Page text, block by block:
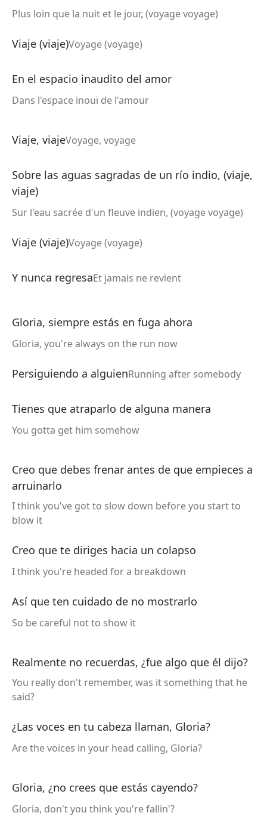
Plus loin que la nuit et le jour, (voyage voyage)
Viaje (viaje)Voyage (voyage)
En el espacio inaudito del amor
Dans l'espace inouï de l'amour
Viaje, viajeVoyage, voyage
Sobre las aguas sagradas de un río indio, (viaje,
viaje)
Sur l'eau sacrée d'un fleuve indien, (voyage voyage)
Viaje (viaje)Voyage (voyage)
Y nunca regresaEt jamais ne revient
Gloria, siempre estás en fuga ahora
Gloria, you're always on the run now
Persiguiendo a alguienRunning after somebody
Tienes que atraparlo de alguna manera
You gotta get him somehow
Creo que debes frenar antes de que empieces a
arruinarlo
I think you've got to slow down before you start to
blow it
Creo que te diriges hacia un colapso
I think you're headed for a breakdown
Así que ten cuidado de no mostrarlo
So be careful not to show it
Realmente no recuerdas, ¿fue algo que él dijo?
You really don't remember, was it something that he
said?
¿Las voces en tu cabeza llaman, Gloria?
Are the voices in your head calling, Gloria?
Gloria, ¿no crees que estás cayendo?
Gloria, don't you think you're fallin'?